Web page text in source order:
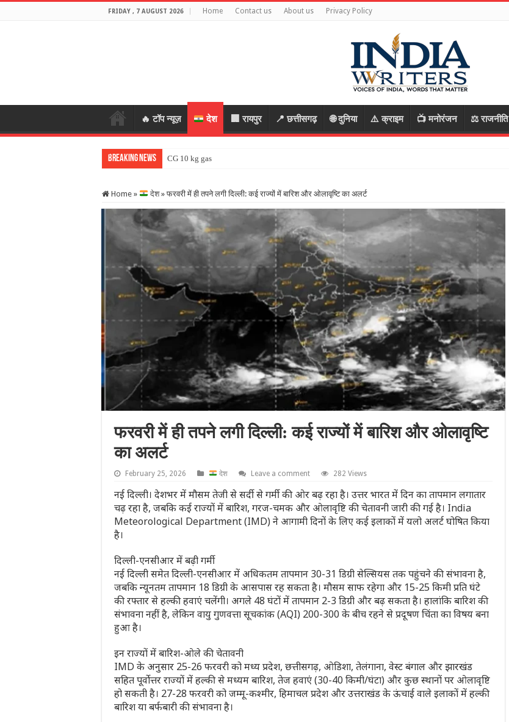
FRIDAY , 7 AUGUST 2026 Home Contact us About us Privacy Policy
🔥 टॉप न्यूज़ देश 🏢 रायपुर 📍 छत्तीसगढ़ 🌐 दुनिया ⚠️ क्राइम 📺 मनोरंजन ⚖️ राजनीति
Breaking News CG 10 kg gas cylinder: छत्तीसगढ़ में
Home » देश » फरवरी में ही तपने लगी दिल्ली: कई राज्यों में बारिश और ओलावृष्टि का अलर्ट
फरवरी में ही तपने लगी दिल्ली: कई राज्यों में बारिश और ओलावृष्टि
का अलर्ट
February 25, 2026 देश Leave a comment 282 Views
नई दिल्ली। देशभर में मौसम तेजी से सर्दी से गर्मी की ओर बढ़ रहा है। उत्तर भारत में दिन का तापमान लगातार
चढ़ रहा है, जबकि कई राज्यों में बारिश, गरज-चमक और ओलावृष्टि की चेतावनी जारी की गई है। India
Meteorological Department (IMD) ने आगामी दिनों के लिए कई इलाकों में यलो अलर्ट घोषित किया
है।
दिल्ली-एनसीआर में बढ़ी गर्मी
नई दिल्ली समेत दिल्ली-एनसीआर में अधिकतम तापमान 30-31 डिग्री सेल्सियस तक पहुंचने की संभावना है,
जबकि न्यूनतम तापमान 18 डिग्री के आसपास रह सकता है। मौसम साफ रहेगा और 15-25 किमी प्रति घंटे
की रफ्तार से हल्की हवाएं चलेंगी। अगले 48 घंटों में तापमान 2-3 डिग्री और बढ़ सकता है। हालांकि बारिश की
संभावना नहीं है, लेकिन वायु गुणवत्ता सूचकांक (AQI) 200-300 के बीच रहने से प्रदूषण चिंता का विषय बना
हुआ है।
इन राज्यों में बारिश-ओले की चेतावनी
IMD के अनुसार 25-26 फरवरी को मध्य प्रदेश, छत्तीसगढ़, ओडिशा, तेलंगाना, वेस्ट बंगाल और झारखंड
सहित पूर्वोत्तर राज्यों में हल्की से मध्यम बारिश, तेज हवाएं (30-40 किमी/घंटा) और कुछ स्थानों पर ओलावृष्टि
हो सकती है। 27-28 फरवरी को जम्मू-कश्मीर, हिमाचल प्रदेश और उत्तराखंड के ऊंचाई वाले इलाकों में हल्की
बारिश या बर्फबारी की संभावना है।